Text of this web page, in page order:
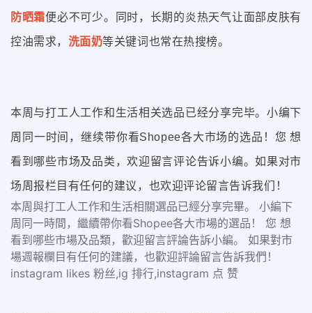
防晒霜便必不可少。同时，长期的炎热天气让面部皮肤有
控油需求， 洗面奶等关键词也常在热搜榜。
本周与打工人工作和生活相关选品已经分享完毕。小编下
周同一时间，继续带你看Shopee各大市场的选品！您 想
看到哪些市场及品类，欢迎留言评论告诉小编。如果对市
场周报栏目有任何的建议，也欢迎评论留言告诉我们！
本周與打工人工作和生活相關選品已經分享完畢。 小編下
周同一時間，繼續帶你看Shopee各大市場的選品！ 您 想
看到哪些市場及品類，歡迎留言評論告訴小編。 如果對市
場週報欄目有任何的建議，也歡迎評論留言告訴我們！
instagram likes 粉丝,ig 排行,instagram 点 赞